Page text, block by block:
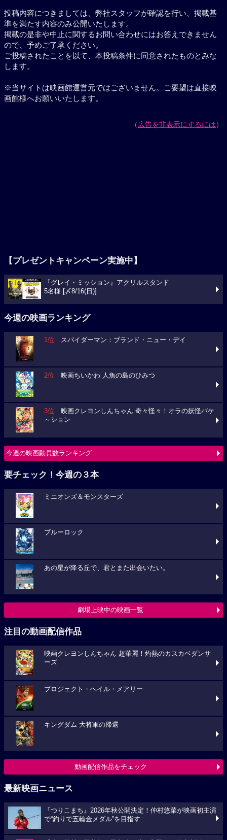
投稿内容につきましては、弊社スタッフが確認を行い、掲載基
準を満たす内容のみ公開いたします。
掲載の是非や中止に関するお問い合わせにはお答えできません
ので、予めご了承ください。
ご投稿されたことを以て、本投稿条件に同意されたものとみな
します。
※当サイトは映画館運営元ではございません。ご要望は直接映
画館様へお願いいたします。
（広告を非表示にするには）
【プレゼントキャンペーン実施中】
『グレイ・ミッション』アクリルスタンド
5名様 [〆8/16(日)]
今週の映画ランキング
1位 スパイダーマン：ブランド・ニュー・デイ
2位 映画ちいかわ 人魚の島のひみつ
3位 映画クレヨンしんちゃん 奇々怪々！オラの妖怪バケ
～ション
今週の映画動員数ランキング
要チェック！今週の３本
ミニオンズ＆モンスターズ
ブルーロック
あの星が降る丘で、君とまた出会いたい。
劇場上映中の映画一覧
注目の動画配信作品
映画クレヨンしんちゃん 超華麗！灼熱のカスカベダンサ
ーズ
プロジェクト・ヘイル・メアリー
キングダム 大将軍の帰還
動画配信作品をチェック
最新映画ニュース
『つりこまち』2026年秋公開決定！仲村悠菜が映画初主演
で“釣りで五輪金メダル”を目指す